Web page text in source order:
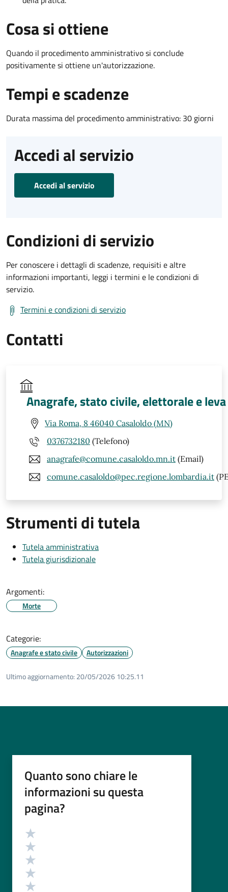
Cosa si ottiene
Quando il procedimento amministrativo si conclude
positivamente si ottiene un'autorizzazione.
Tempi e scadenze
Durata massima del procedimento amministrativo: 30 giorni
Accedi al servizio
Accedi al servizio
Condizioni di servizio
Per conoscere i dettagli di scadenze, requisiti e altre
informazioni importanti, leggi i termini e le condizioni di
servizio.
Termini e condizioni di servizio
Contatti
Anagrafe, stato civile, elettorale e leva
Via Roma, 8 46040 Casaloldo (MN)
0376732180 (Telefono)
anagrafe@comune.casaloldo.mn.it (Email)
comune.casaloldo@pec.regione.lombardia.it
Strumenti di tutela
Tutela amministrativa
Tutela giurisdizionale
Argomenti:
Morte
Categorie:
Anagrafe e stato civile Autorizzazioni
Ultimo aggiornamento: 20/05/2026 10:25.11
Quanto sono chiare le
informazioni su questa
pagina?
Valutazione